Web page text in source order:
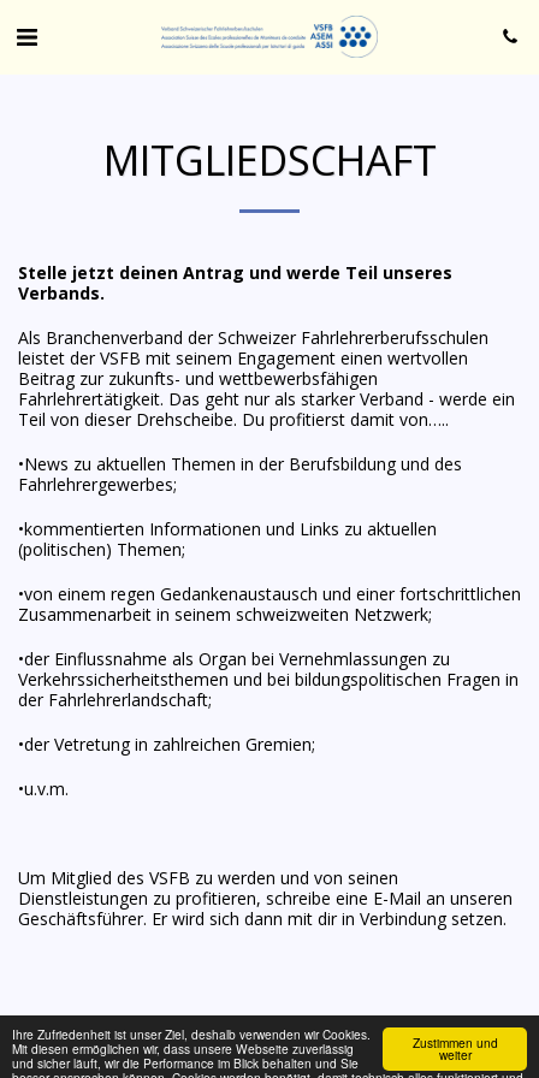
Zustimmen und
weiter
Ihre Zufriedenheit ist unser Ziel, deshalb verwenden wir Cookies.
Mit diesen ermöglichen wir, dass unsere Webseite zuverlässig
und sicher läuft, wir die Performance im Blick behalten und Sie
MITGLIEDSCHAFT
Stelle jetzt deinen Antrag und werde Teil unseres
Verbands.
Als Branchenverband der Schweizer Fahrlehrerberufsschulen
leistet der VSFB mit seinem Engagement einen wertvollen
Beitrag zur zukunfts- und wettbewerbsfähigen
Fahrlehrertätigkeit. Das geht nur als starker Verband - werde ein
Teil von dieser Drehscheibe. Du profitierst damit von…..
•News zu aktuellen Themen in der Berufsbildung und des
Fahrlehrergewerbes;
•kommentierten Informationen und Links zu aktuellen
(politischen) Themen;
•von einem regen Gedankenaustausch und einer fortschrittlichen
Zusammenarbeit in seinem schweizweiten Netzwerk;
•der Einflussnahme als Organ bei Vernehmlassungen zu
Verkehrssicherheitsthemen und bei bildungspolitischen Fragen in
der Fahrlehrerlandschaft;
•der Vetretung in zahlreichen Gremien;
•u.v.m.
Um Mitglied des VSFB zu werden und von seinen
Dienstleistungen zu profitieren, schreibe eine E-Mail an unseren
Geschäftsführer. Er wird sich dann mit dir in Verbindung setzen.